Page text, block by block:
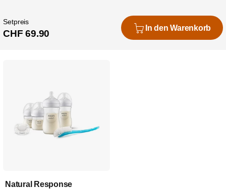
Setpreis
CHF 69.90 In den Warenkorb
Natural Response